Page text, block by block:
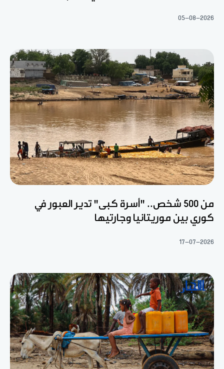
05-08-2026
من 500 شخص.. "أسرة كبى" تدير العبور في
كوري بين موريتانيا وجارتيها
17-07-2026